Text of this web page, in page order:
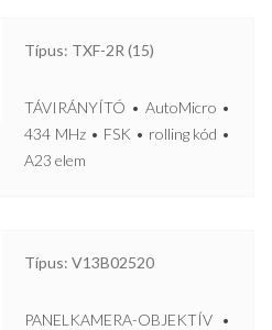
Típus: TXF-2R (15)
TÁVIRÁNYÍTÓ • AutoMicro •
434 MHz • FSK • rolling kód •
A23 elem
Típus: V13B02520
PANELKAMERA-OBJEKTÍV •